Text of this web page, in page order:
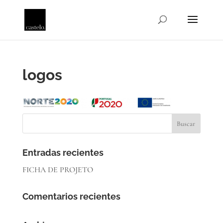
logos
Entradas recientes
FICHA DE PROJETO
Comentarios recientes